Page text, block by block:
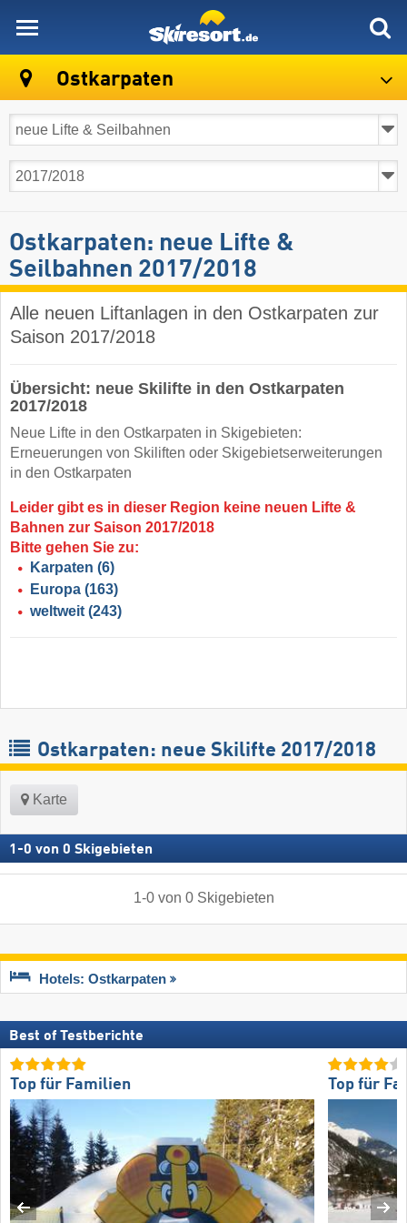
Ostkarpaten
Ostkarpaten: neue Lifte &
Seilbahnen 2017/2018
Alle neuen Liftanlagen in den Ostkarpaten zur
Saison 2017/2018
Übersicht: neue Skilifte in den Ostkarpaten
2017/2018
Neue Lifte in den Ostkarpaten in Skigebieten:
Erneuerungen von Skiliften oder Skigebietserweiterungen
in den Ostkarpaten
Leider gibt es in dieser Region keine neuen Lifte &
Bahnen zur Saison 2017/2018
Bitte gehen Sie zu:
Karpaten (6)
Europa (163)
weltweit (243)
Ostkarpaten: neue Skilifte 2017/2018
Karte
1 -0 von 0 Skigebieten
1-0von 0 Skigebieten
Hotels: Ostkarpaten
Best of Testberichte
Top für Familien Top für